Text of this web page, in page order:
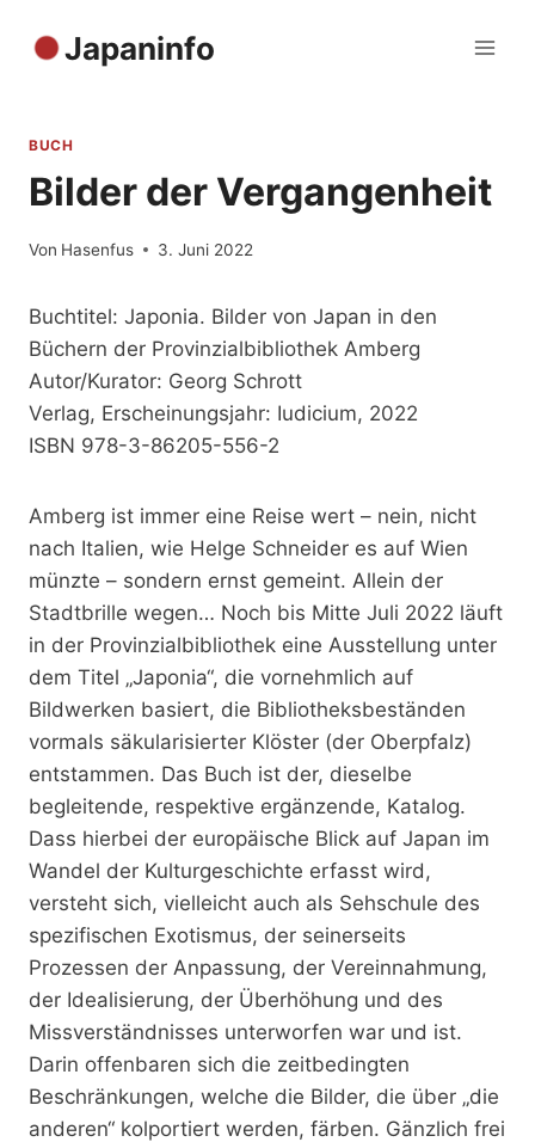
Inhalt
Japaninfo
BUCH
Bilder der Vergangenheit
Von Hasenfus 3. Juni 2022
Buchtitel: Japonia. Bilder von Japan in den
Büchern der Provinzialbibliothek Amberg
Autor/Kurator: Georg Schrott
Verlag, Erscheinungsjahr: Iudicium, 2022
ISBN 978-3-86205-556-2
Amberg ist immer eine Reise wert – nein, nicht
nach Italien, wie Helge Schneider es auf Wien
münzte – sondern ernst gemeint. Allein der
Stadtbrille wegen… Noch bis Mitte Juli 2022 läuft
in der Provinzialbibliothek eine Ausstellung unter
dem Titel „Japonia“, die vornehmlich auf
Bildwerken basiert, die Bibliotheksbeständen
vormals säkularisierter Klöster (der Oberpfalz)
entstammen. Das Buch ist der, dieselbe
begleitende, respektive ergänzende, Katalog.
Dass hierbei der europäische Blick auf Japan im
Wandel der Kulturgeschichte erfasst wird,
versteht sich, vielleicht auch als Sehschule des
spezifischen Exotismus, der seinerseits
Prozessen der Anpassung, der Vereinnahmung,
der Idealisierung, der Überhöhung und des
Missverständnisses unterworfen war und ist.
Darin offenbaren sich die zeitbedingten
Beschränkungen, welche die Bilder, die über „die
anderen“ kolportiert werden, färben. Gänzlich frei